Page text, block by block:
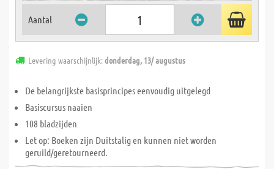
Aantal
Levering waarschijnlijk:donderdag, 13/ augustus
De belangrijkste basisprincipes eenvoudig uitgelegd
Basiscursus naaien
108 bladzijden
Let op: Boeken zijn Duitstalig en kunnen niet worden
geruild/geretourneerd.